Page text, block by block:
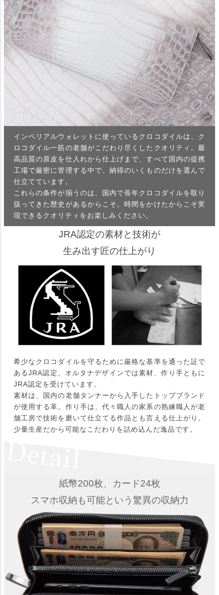
インペリアルウォレットに使っているクロコダイルは、ク
ロコダイル一筋の老舗がこだわり尽くしたクオリティ。最
高品質の原皮を仕入れから仕上げまで、すべて国内の提携
工場で厳密に管理する中で、納得のいくものだけを選んで
仕立てています。
これらの条件が揃うのは、国内で長年クロコダイルを取り
扱ってきた歴史があるからこそ。時間をかけたからこそ実
現できるクオリティをお楽しみください。
JRA認定の素材と技術が
生み出す匠の仕上がり
希少なクロコダイルを守るために厳格な基準を通った証で
あるJRA認定。オルタナデザインでは素材、作り手ともに
JRA認定を受けています。
素材は、国内の老舗タンナーから入手したトップブランド
が使用する革。作り手は、代々職人の家系の熟練職人が老
舗工房で技術を磨いて仕立てる作品とも言える仕上がり。
少量生産だから可能なこだわりを詰め込んだ逸品です。
紙幣200枚、カード24枚
スマホ収納も可能という驚異の収納力